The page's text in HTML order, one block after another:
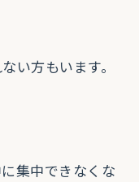
い方もいます。
集中できなくな